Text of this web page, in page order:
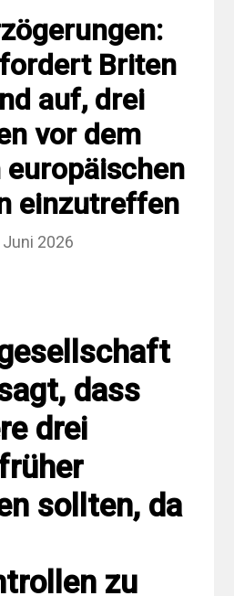
Briten
auf, drei
vor dem
einzutreffen
Juni 2026
dass
drei
sollten, da
zu